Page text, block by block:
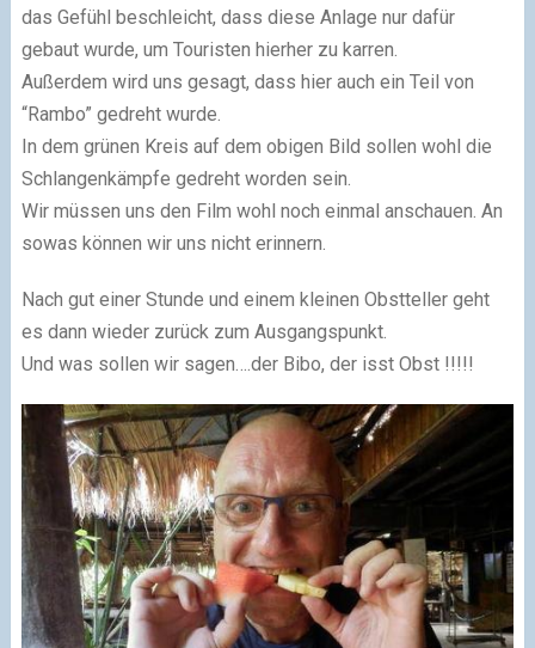
das Gefühl beschleicht, dass diese Anlage nur dafür
gebaut wurde, um Touristen hierher zu karren.
Außerdem wird uns gesagt, dass hier auch ein Teil von
“Rambo” gedreht wurde.
In dem grünen Kreis auf dem obigen Bild sollen wohl die
Schlangenkämpfe gedreht worden sein.
Wir müssen uns den Film wohl noch einmal anschauen. An
sowas können wir uns nicht erinnern.
Nach gut einer Stunde und einem kleinen Obstteller geht
es dann wieder zurück zum Ausgangspunkt.
Und was sollen wir sagen….der Bibo, der isst Obst !!!!!